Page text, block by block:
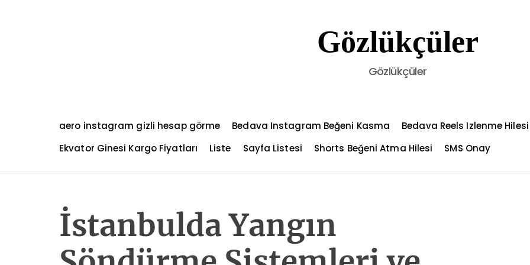
t
Gözlükçüler
Gözlükçüler
aero instagram gizli hesap görme Bedava Instagram Beğeni Kasma
Bedava Reels Izlenme Hilesi
Ekvator Ginesi Kargo Fiyatları
Liste Sayfa Listesi Shorts Beğeni Atma Hilesi SMS Onay
İstanbulda Yangın